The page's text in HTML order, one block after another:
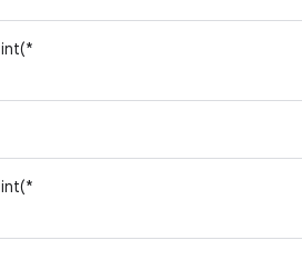
int(*
int(*